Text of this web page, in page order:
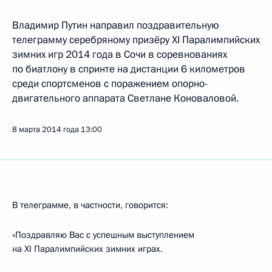
Владимир Путин направил поздравительную
телеграмму серебряному призёру XI Паралимпийских
зимних игр 2014 года в Сочи в соревнованиях
по биатлону в спринте на дистанции 6 километров
среди спортсменов с поражением опорно-
двигательного аппарата Светлане Коноваловой.
8 марта 2014 года 13:00
В телеграмме, в частности, говорится:
«Поздравляю Вас с успешным выступлением
на XI Паралимпийских зимних играх.